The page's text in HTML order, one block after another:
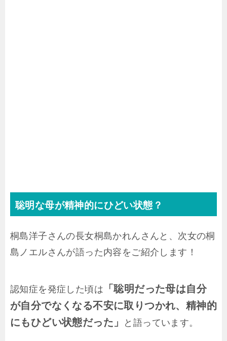
聡明な母が精神的にひどい状態？
桐島洋子さんの長女桐島かれんさんと、次女の桐
島ノエルさんが語った内容をご紹介します！
認知症を発症した頃は 「聡明だった母は自分
が自分でなくなる不安に取りつかれ、精神的
にもひどい状態だった」
と語っています。